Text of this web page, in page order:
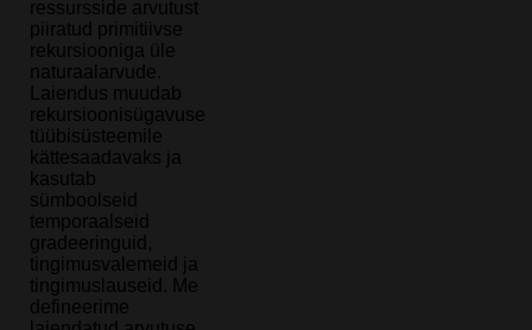
ressursside arvutust
piiratud primitiivse
rekursiooniga üle
naturaalarvude.
Laiendus muudab
rekursioonisügavuse
tüübisüsteemile
kättesaadavaks ja
kasutab
sümboolseid
temporaalseid
gradeeringuid,
tingimusvalemeid ja
tingimuslauseid. Me
defineerime